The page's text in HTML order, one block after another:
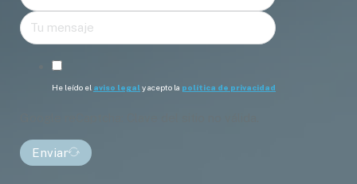
He leído el aviso legal y acepto la política de privacidad
Enviar